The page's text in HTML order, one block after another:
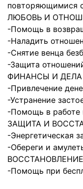
повторяющимися
ЛЮБОВЬ И
-Помощь в
-Наладить
-Снятие венца
-Защита
ФИНАНСЫ И ДЕЛА
-Привлечение
-Устранение
-Помощь в работе
ЗАЩИТА И
-Энергетическая
-Обереги и
-Помощь при